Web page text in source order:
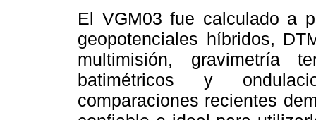
El VGM03 fue calculado a
geopotenciales híbridos,
multimisión, gravimetría
batimétricos y
comparaciones recientes